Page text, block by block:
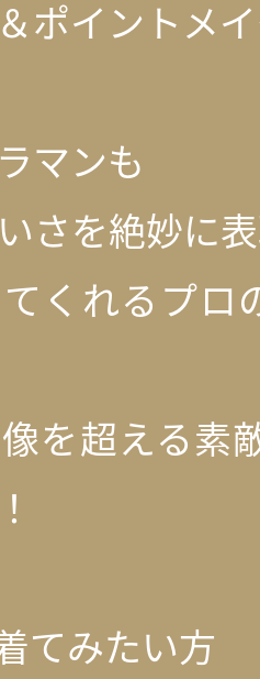
ポイントメ
マンも
さを絶妙に
くれるプロ
を超える素
てみたい方